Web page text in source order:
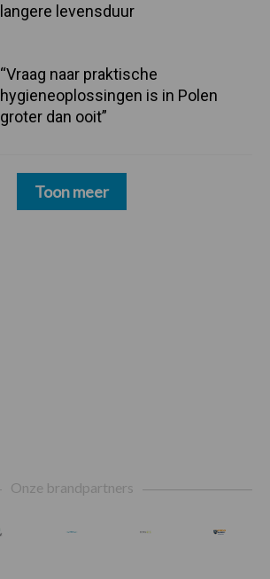
langere levensduur
“Vraag naar praktische
hygieneoplossingen is in Polen
groter dan ooit”
Toon meer
Onze brandpartners